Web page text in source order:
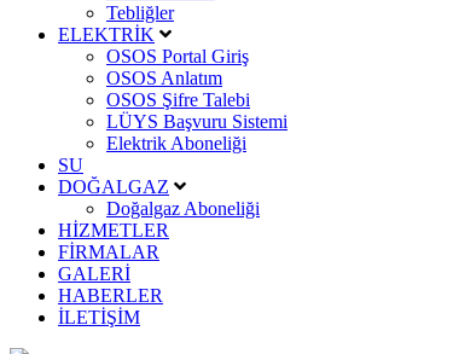
Tebliğler
ELEKTRİK
OSOS Portal Giriş
OSOS Anlatım
OSOS Şifre Talebi
LÜYS Başvuru Sistemi
Elektrik Aboneliği
SU
DOĞALGAZ
Doğalgaz Aboneliği
HİZMETLER
FİRMALAR
GALERİ
HABERLER
İLETİŞİM